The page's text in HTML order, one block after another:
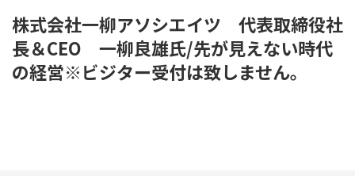
株式会社一柳アソシエイツ 代表取締役社
長＆CEO 一柳良雄氏/先が見えない時代
の経営※ビジター受付は致しません。